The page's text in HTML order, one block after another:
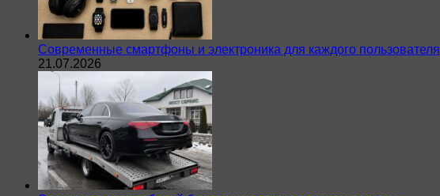
Современные смартфоны и электроника для каждого пользователя
21.07.2026